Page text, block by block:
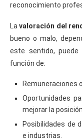
reconocimiento
Lavaloración del
bueno o malo,
este sentido,
función de:
Remuneraciones
Oportunidades
mejorar la
Posibilidades de
e industrias.